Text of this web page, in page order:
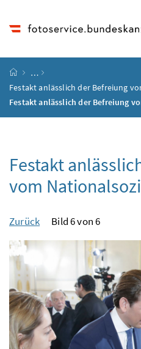
Startseite
…
Festakt anlässlich der Befreiung
Festakt anlässlich der Befreiung
Festakt
vom
Zurück Bild 6 von 6